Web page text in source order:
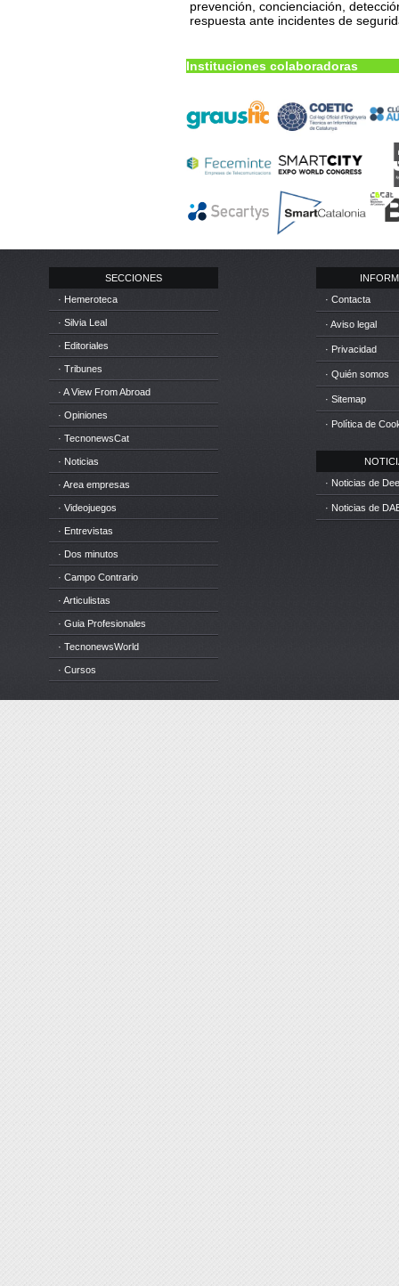
prevención, concienciación,
respuesta ante incidentes de
Instituciones colaboradoras
SECCIONES
· Hemeroteca
· Silvia Leal
· Editoriales
· Tribunes
· A View From Abroad
· Opiniones
· TecnonewsCat
· Noticias
· Area empresas
· Videojuegos
· Entrevistas
· Dos minutos
· Campo Contrario
· Articulistas
· Guia Profesionales
· TecnonewsWorld
· Cursos
· Contacta
· Aviso legal
· Privacidad
· Quién somos
· Sitemap
· Política de
· Noticias de
· Noticias de